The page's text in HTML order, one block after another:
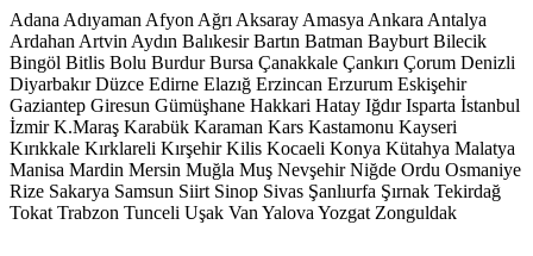
Adana Adıyaman Afyon Ağrı Aksaray Amasya Ankara Antalya
Ardahan Artvin Aydın Balıkesir Bartın Batman Bayburt Bilecik
Bingöl Bitlis Bolu Burdur Bursa Çanakkale Çankırı Çorum Denizli
Diyarbakır Düzce Edirne Elazığ Erzincan Erzurum Eskişehir
Gaziantep Giresun Gümüşhane Hakkari Hatay Iğdır Isparta İstanbul
İzmir K.Maraş Karabük Karaman Kars Kastamonu Kayseri
Kırıkkale Kırklareli Kırşehir Kilis Kocaeli Konya Kütahya Malatya
Manisa Mardin Mersin Muğla Muş Nevşehir Niğde Ordu Osmaniye
Rize Sakarya Samsun Siirt Sinop Sivas Şanlıurfa Şırnak Tekirdağ
Tokat Trabzon Tunceli Uşak Van Yalova Yozgat Zonguldak